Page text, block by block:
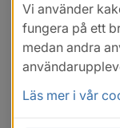
Vi använder
fungera på ett
medan andra
Läs mer i vår